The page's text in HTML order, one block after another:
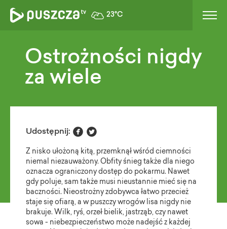
23°C
Ostrożności nigdy
za wiele
Udostępnij:  
Z nisko ułożoną kitą, przemknął wśród ciemności
niemal niezauważony. Obfity śnieg także dla niego
oznacza ograniczony dostęp do pokarmu. Nawet
gdy poluje, sam także musi nieustannie mieć się na
baczności. Nieostrożny zdobywca łatwo przecież
staje się ofiarą, a w puszczy wrogów lisa nigdy nie
brakuje. Wilk, ryś, orzeł bielik, jastrząb, czy nawet
sowa - niebezpieczeństwo może nadejść z każdej